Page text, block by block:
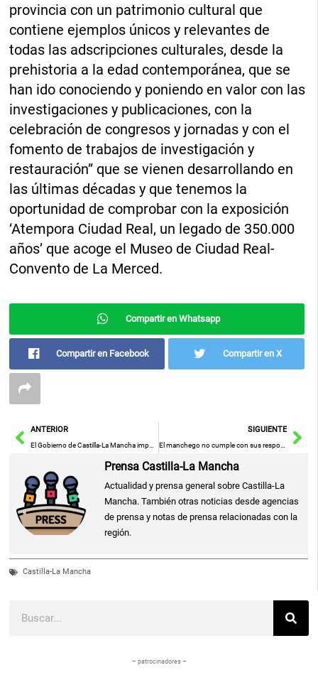
provincia con un patrimonio cultural que
contiene ejemplos únicos y relevantes de
todas las adscripciones culturales, desde la
prehistoria a la edad contemporánea, que se
han ido conociendo y poniendo en valor con las
investigaciones y publicaciones, con la
celebración de congresos y jornadas y con el
fomento de trabajos de investigación y
restauración” que se vienen desarrollando en
las últimas décadas y que tenemos la
oportunidad de comprobar con la exposición
‘Atempora Ciudad Real, un legado de 350.000
años’ que acoge el Museo de Ciudad Real-
Convento de La Merced.
Compartir en Whatsapp
Compartir en Facebook Compartir en X
AntANTERIOR SIGUIENTE
Prensa Castilla-La Mancha
Actualidad y prensa general sobre Castilla-La
Mancha. También otras noticias desde agencias
de prensa y notas de prensa relacionadas con la
región.
Castilla-La Mancha
– patrocinadores –